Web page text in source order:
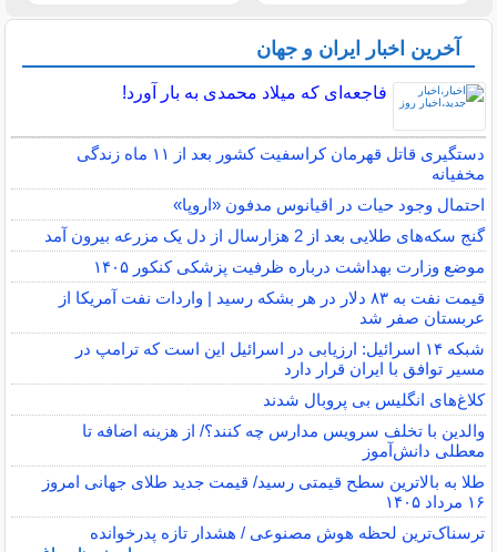
آخرین اخبار ایران و جهان
فاجعه‌ای که میلاد محمدی به بار آورد!
دستگیری قاتل قهرمان کراسفیت کشور بعد از ۱۱ ماه زندگی
مخفیانه
احتمال وجود حیات در اقیانوس مدفون «اروپا»
گنج سکه‌های طلایی بعد از 2 هزارسال از دل یک مزرعه بیرون آمد
موضع وزارت بهداشت درباره ظرفیت پزشکی کنکور ۱۴۰۵
قیمت نفت به ۸۳ دلار در هر بشکه رسید | واردات نفت آمریکا از
عربستان صفر شد
شبکه ۱۴ اسرائیل: ارزیابی در اسرائیل این است که ترامپ در
مسیر توافق با ایران قرار دارد
کلاغ‌های انگلیس بی پروبال شدند
والدین با تخلف سرویس مدارس چه کنند؟/ از هزینه اضافه تا
معطلی دانش‌آموز
طلا به بالاترین سطح قیمتی رسید/ قیمت جدید طلای جهانی امروز
۱۶ مرداد ۱۴۰۵
ترسناک‌ترین لحظه هوش مصنوعی / هشدار تازه پدرخوانده